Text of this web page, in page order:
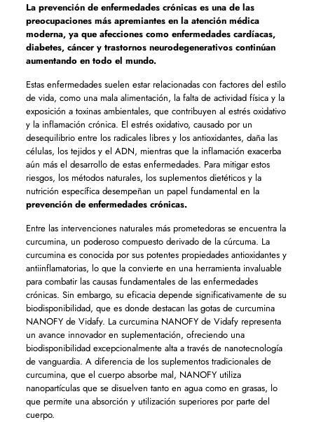
La prevención de enfermedades crónicases una de las
preocupaciones más apremiantes en la atención médica
moderna, ya que afecciones como enfermedades cardíacas,
diabetes, cáncer y trastornos neurodegenerativos continúan
aumentando en todo el mundo.
Estas enfermedades suelen estar relacionadas con factores del estilo
de vida, como una mala alimentación, la falta de actividad física y la
exposición a toxinas ambientales, que contribuyen al estrés oxidativo
y la inflamación crónica. El estrés oxidativo, causado por un
desequilibrio entre los radicales libres y los antioxidantes, daña las
células, los tejidos y el ADN, mientras que la inflamación exacerba
aún más el desarrollo de estas enfermedades. Para mitigar estos
riesgos, los métodos naturales, los suplementos dietéticos y la
nutrición específica desempeñan un papel fundamental en la
prevención de enfermedades crónicas.
Entre las intervenciones naturales más prometedoras se encuentra la
curcumina, un poderoso compuesto derivado de la cúrcuma. La
curcumina es conocida por sus potentes propiedades antioxidantes y
antiinflamatorias, lo que la convierte en una herramienta invaluable
para combatir las causas fundamentales de las enfermedades
crónicas. Sin embargo, su eficacia depende significativamente de su
biodisponibilidad, que es donde destacan las gotas de curcumina
NANOFY de Vidafy. La curcumina NANOFY de Vidafy representa
un avance innovador en suplementación, ofreciendo una
biodisponibilidad excepcionalmente alta a través de nanotecnología
de vanguardia. A diferencia de los suplementos tradicionales de
curcumina, que el cuerpo absorbe mal, NANOFY utiliza
nanopartículas que se disuelven tanto en agua como en grasas, lo
que permite una absorción y utilización superiores por parte del
cuerpo.